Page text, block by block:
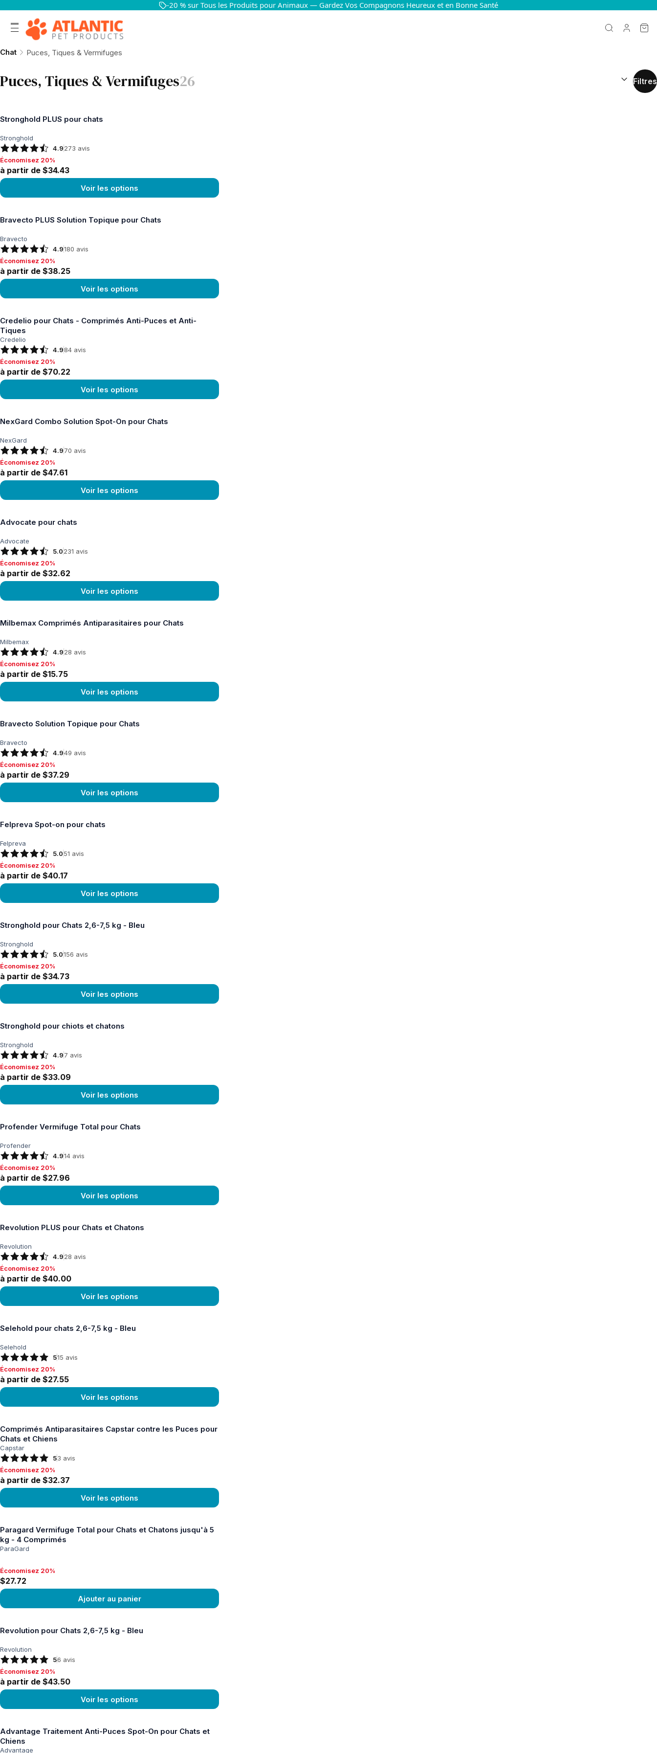
-20 % sur Tous les Produits pour Animaux — Gardez Vos Compagnons Heureux et en Bonne Santé
Chat Puces, Tiques & Vermifuges
Puces, Tiques & Vermifuges26 TRIER PAR :
Filtres
Stronghold PLUS pour chats
Stronghold
4.9273 avis
Économisez 20%, à partir de $34.43
Économisez 20%
à partir de $34.43
Voir les options
Bravecto PLUS Solution Topique pour Chats
Bravecto
4.9180 avis
Économisez 20%, à partir de $38.25
Économisez 20%
à partir de $38.25
Voir les options
Credelio pour Chats - Comprimés Anti-Puces et Anti-
Tiques
Credelio
4.984 avis
Économisez 20%, à partir de $70.22
Économisez 20%
à partir de $70.22
Voir les options
NexGard Combo Solution Spot-On pour Chats
NexGard
4.970 avis
Économisez 20%, à partir de $47.61
Économisez 20%
à partir de $47.61
Voir les options
Advocate pour chats
Advocate
5.0231 avis
Économisez 20%, à partir de $32.62
Économisez 20%
à partir de $32.62
Voir les options
Milbemax Comprimés Antiparasitaires pour Chats
Milbemax
4.928 avis
Économisez 20%, à partir de $15.75
Économisez 20%
à partir de $15.75
Voir les options
Bravecto Solution Topique pour Chats
Bravecto
4.949 avis
Économisez 20%, à partir de $37.29
Économisez 20%
à partir de $37.29
Voir les options
Felpreva Spot-on pour chats
Felpreva
5.051 avis
Économisez 20%, à partir de $40.17
Économisez 20%
à partir de $40.17
Voir les options
Stronghold pour Chats 2,6-7,5 kg - Bleu
Stronghold
5.0156 avis
Économisez 20%, à partir de $34.73
Économisez 20%
à partir de $34.73
Voir les options
Stronghold pour chiots et chatons
Stronghold
4.97 avis
Économisez 20%, à partir de $33.09
Économisez 20%
à partir de $33.09
Voir les options
Profender Vermifuge Total pour Chats
Profender
4.914 avis
Économisez 20%, à partir de $27.96
Économisez 20%
à partir de $27.96
Voir les options
Revolution PLUS pour Chats et Chatons
Revolution
4.928 avis
Économisez 20%, à partir de $40.00
Économisez 20%
à partir de $40.00
Voir les options
Selehold pour chats 2,6-7,5 kg - Bleu
Selehold
515 avis
Économisez 20%, à partir de $27.55
Économisez 20%
à partir de $27.55
Voir les options
Comprimés Antiparasitaires Capstar contre les Puces pour
Chats et Chiens
Capstar
53 avis
Économisez 20%, à partir de $32.37
Économisez 20%
à partir de $32.37
Voir les options
Paragard Vermifuge Total pour Chats et Chatons jusqu'à 5
kg - 4 Comprimés
ParaGard
Économisez 20%, $27.72
Économisez 20%
$27.72
Ajouter au panier
Revolution pour Chats 2,6-7,5 kg - Bleu
Revolution
56 avis
Économisez 20%, à partir de $43.50
Économisez 20%
à partir de $43.50
Voir les options
Advantage Traitement Anti-Puces Spot-On pour Chats et
Chiens
Advantage